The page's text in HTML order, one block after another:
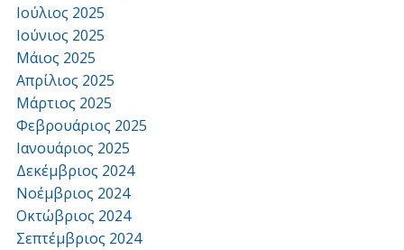
Ιούλιος 2025
Ιούνιος 2025
Μάιος 2025
Απρίλιος 2025
Μάρτιος 2025
Φεβρουάριος 2025
Ιανουάριος 2025
Δεκέμβριος 2024
Νοέμβριος 2024
Οκτώβριος 2024
Σεπτέμβριος 2024